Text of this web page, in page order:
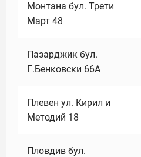
Монтана бул. Трети
Март 48
Пазарджик бул.
Г.Бенковски 66А
Плевен ул. Кирил и
Методий 18
Пловдив бул.